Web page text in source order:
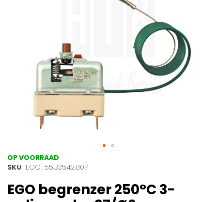
Ga
naar
begin
van
OP VOORRAAD
SKU EGO_55.32542.807
EGO begrenzer 250°C 3-